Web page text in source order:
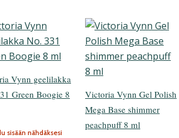
Vynn geelilakka
Green Boogie 8
sisään nähdäksesi
Victoria Vynn Gel Polish
Mega Base shimmer
peachpuff 8 ml